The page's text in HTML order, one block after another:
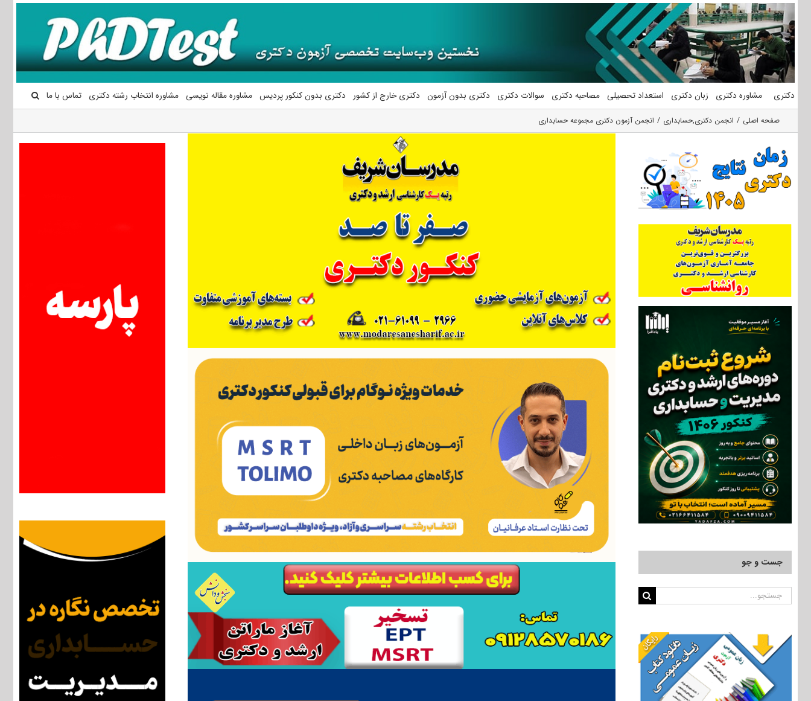
محتوا
دکتری مشاوره دکتری زبان دکتری استعداد تحصیلی مصاحبه دکتری سوالات دکتری دکتری بدون آزمون دکتری خارج از کشور دکتری بدون کنکور پردیس مشاوره مقاله نویسی مشاوره انتخاب رشته دکتری تماس با ما
صفحه اصلی انجمن دکتری,حسابداری انجمن آزمون دکتری مجموعه حسابداری
جست و جو
جستجو